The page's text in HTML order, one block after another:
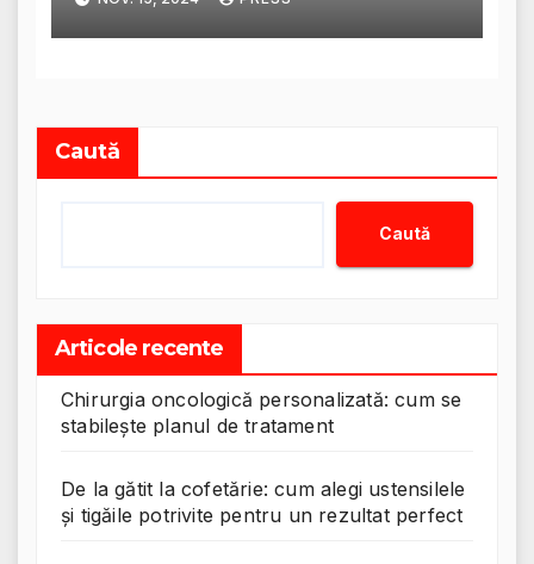
Caută
Caută
Articole recente
Chirurgia oncologică personalizată: cum se
stabilește planul de tratament
De la gătit la cofetărie: cum alegi ustensilele
și tigăile potrivite pentru un rezultat perfect